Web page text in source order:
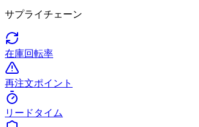
サプライチェーン
在庫回転率
再注文ポイント
リードタイム